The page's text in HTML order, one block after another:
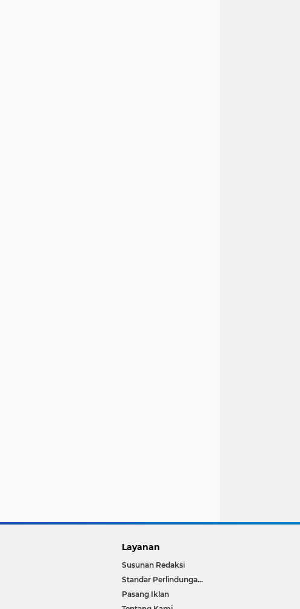
Layanan
Susunan Redaksi
Standar Perlindungan Wartawan
Pasang Iklan